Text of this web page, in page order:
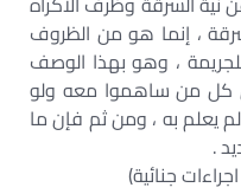
، إنما هو من الظروف
للجريمة ، وهو بهذا الوصف
كل من ساهموا معه ولو
به ، ومن ثم فإن ما
.